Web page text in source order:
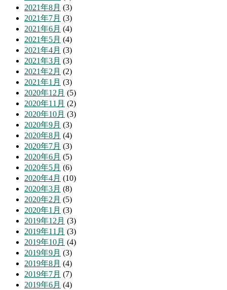
2021年8月 (3)
2021年7月 (3)
2021年6月 (4)
2021年5月 (4)
2021年4月 (3)
2021年3月 (3)
2021年2月 (2)
2021年1月 (3)
2020年12月 (5)
2020年11月 (2)
2020年10月 (3)
2020年9月 (3)
2020年8月 (4)
2020年7月 (3)
2020年6月 (5)
2020年5月 (6)
2020年4月 (10)
2020年3月 (8)
2020年2月 (5)
2020年1月 (3)
2019年12月 (3)
2019年11月 (3)
2019年10月 (4)
2019年9月 (3)
2019年8月 (4)
2019年7月 (7)
2019年6月 (4)